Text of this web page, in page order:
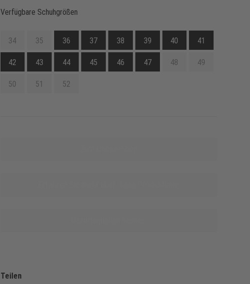
Verfügbare Schuhgrößen
34 35 36 37 38 39 40 41
42 43 44 45 46 47 48 49
50 51 52
Teilen